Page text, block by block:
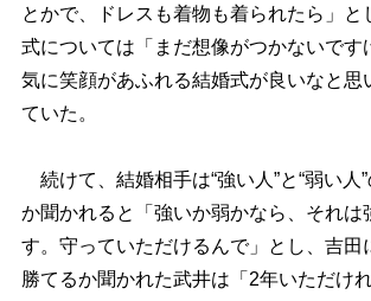
とかで、ドレスも着物も着られたら」と
式については「まだ想像がつかないです
気に笑顔があふれる結婚式が良いなと思
ていた。
続けて、結婚相手は“強い人”と“弱い人
か聞かれると「強いか弱かなら、それは
す。守っていただけるんで」とし、吉田
勝てるか聞かれた武井は「2年いただけ